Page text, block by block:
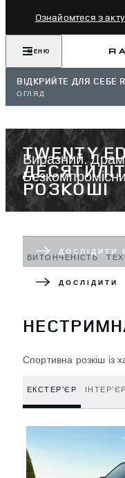
Ознайомтеся з
МЕНЮ
ВІДКРИЙТЕ ДЛЯ СЕБЕ
ОГЛЯД
TWENTY
РОЗКОШІ
Надлегкі матеріали
ДОСЛІДИТИ
ДОСЛІДИТИ
Виразний.
ВИТОНЧЕНІСТЬ
Спортивна розкіш із
ЕКСТЕР’ЄР ІНТЕР’ЄР